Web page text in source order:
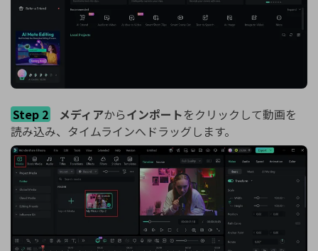
Step 2 メディアからインポートをクリックして動画を
読み込み、タイムラインへドラッグします。